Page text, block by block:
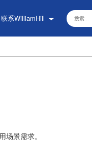
联系WilliamHill
景需求。